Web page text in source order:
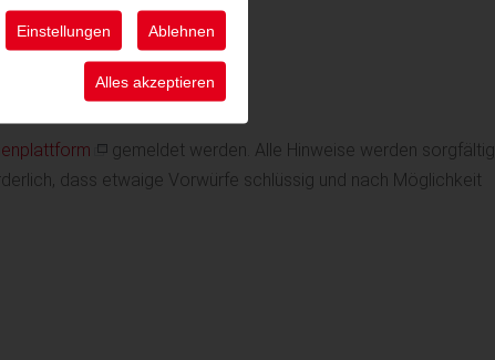
Einstellungen Ablehnen
Alles akzeptieren
gemeldet werden. Alle Hinweise werden sorgfältig
dass etwaige Vorwürfe schlüssig und nach Möglichkeit